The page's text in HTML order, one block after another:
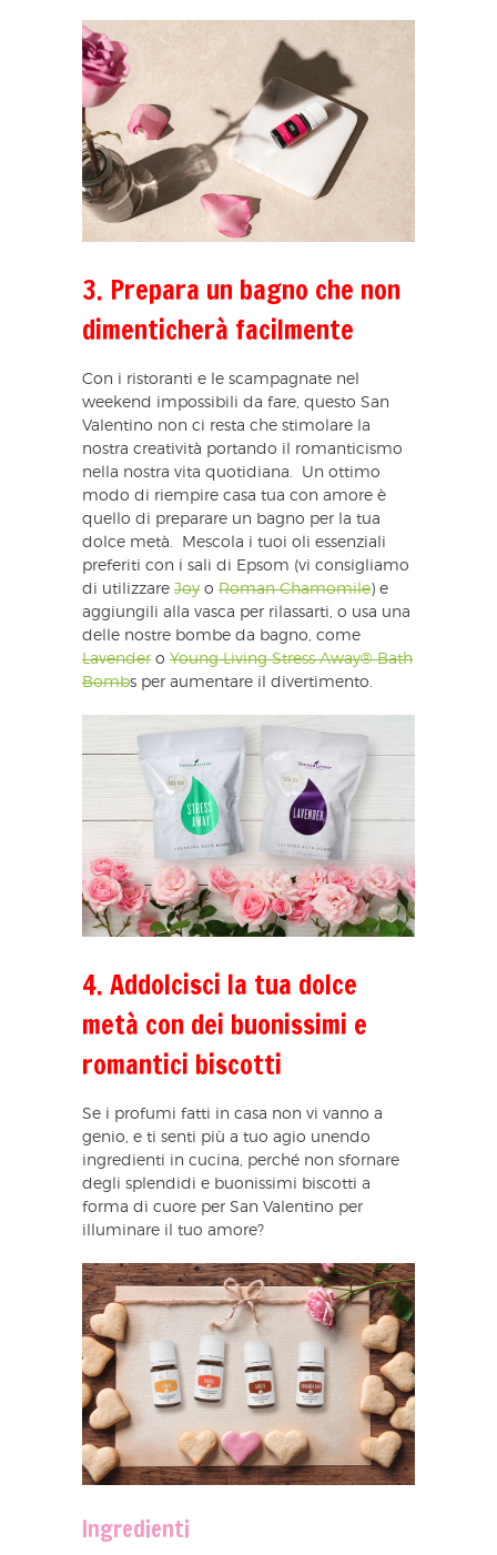
3. Prepara un bagno che non
dimenticherà facilmente
Con i ristoranti e le scampagnate nel
weekend impossibili da fare, questo San
Valentino non ci resta che stimolare la
nostra creatività portando il romanticismo
nella nostra vita quotidiana. Un ottimo
modo di riempire casa tua con amore è
quello di preparare un bagno per la tua
dolce metà. Mescola i tuoi oli essenziali
preferiti con i sali di Epsom (vi consigliamo
di utilizzare Joy o Roman Chamomile) e
aggiungili alla vasca per rilassarti, o usa una
delle nostre bombe da bagno, come
Lavender o Young Living Stress Away® Bath
Bombs per aumentare il divertimento.
4. Addolcisci la tua dolce
metà con dei buonissimi e
romantici biscotti
Se i profumi fatti in casa non vi vanno a
genio, e ti senti più a tuo agio unendo
ingredienti in cucina, perché non sfornare
degli splendidi e buonissimi biscotti a
forma di cuore per San Valentino per
illuminare il tuo amore?
Ingredienti